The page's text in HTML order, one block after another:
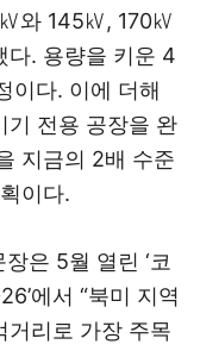
와 145㎸, 170㎸
다. 용량을 키운 4
이다. 이에 더해
기 전용 공장을 완
지금의 2배 수준
이다.
은 5월 열린 ‘코
에서 “북미 지역
거리로 가장 주목